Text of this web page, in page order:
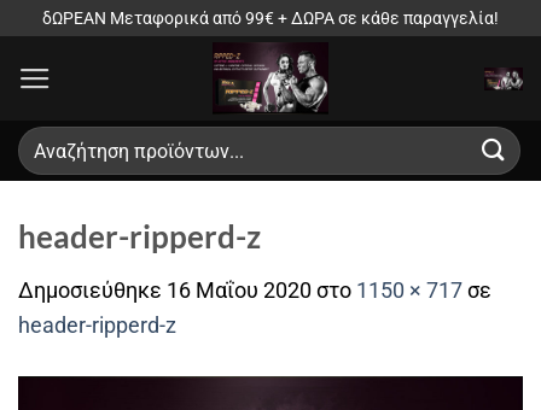
Μετάβαση
περιεχόμενο
δΩΡΕΑΝ Μεταφορικά από 99€ + ΔΩΡΑ σε κάθε παραγγελία!
Αναζήτηση
για:
header-ripperd-z
Δημοσιεύθηκε 16 Μαΐου 2020στο 1150 × 717σε
header-ripperd-z